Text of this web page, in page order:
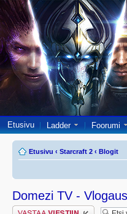
Etusivu Ladder Foorumi
Etusivu ‹ Starcraft 2 ‹ Blogit
Domezi TV -
Lähetä vastaus